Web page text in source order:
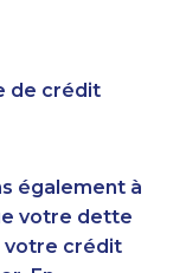
de crédit
également à
votre dette
votre crédit